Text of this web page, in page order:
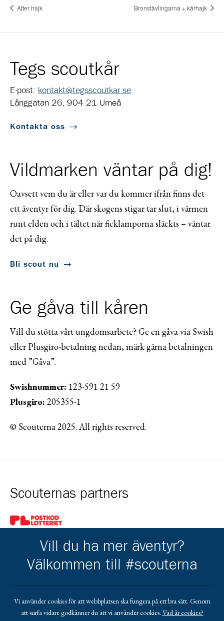
After hajk Bronstävlingarna + kårhajk
Tegs scoutkår
E-post: kontakt@tegsscoutkar.se
Långgatan 26, 904 21 Umeå
Kontakta oss
Vildmarken väntar på dig!
Oavsett vem du är eller var du kommer ifrån finns det
ett äventyr för dig. Där skogens stigar tar slut, i värmen
runt elden och i tältet när ficklamporna släckts – väntar
det på dig.
Bli scout nu
Ge gåva till kåren
Vill du stötta vårt ungdomsarbete? Ge en gåva via Swish
eller Plusgiro-betalning nedan, märk gärna betalningen
med ”Gåva”.
Swishnummer: 123-591 21 59
Plusgiro: 205355-1
© Scouterna 2025. All rights reserved.
Scouternas partners
Gå till pl_50
Kårens partners
Vill du ha mer äventyr?
Välkommen till #scouterna
Vi använder cookies för att webbplatsen ska fungera på ett bra sätt. Genom
att surfa vidare godkänner du att vi använder cookies. Vad är cookies?